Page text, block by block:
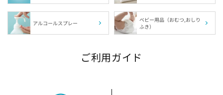
富山県の指定袋から探す
愛知県の指定袋から探す
アルコールスプレー
ベビー用品（おむつ,おしり
ふき）
ご利用ガイド